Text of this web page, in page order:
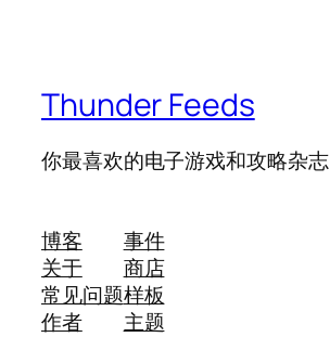
Thunder Feeds
你最喜欢的电子游戏和攻略杂志
博客
关于
常见问题
作者
事件
商店
样板
主题